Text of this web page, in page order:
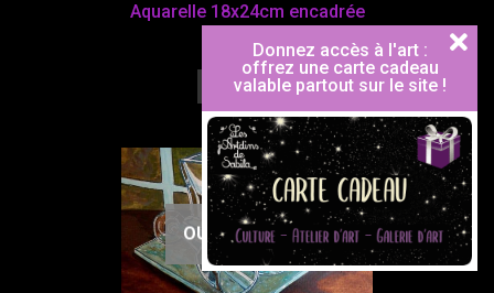
Aquarelle 18x24cm encadrée
Vendu
Lire la suite
OUT OF STOCK
Donnez accès à l'art :
offrez une carte cadeau
valable partout sur le site !